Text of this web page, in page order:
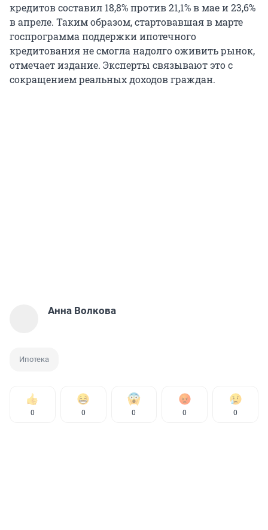
кредитов составил 18,8% против 21,1% в мае и 23,6%
в апреле. Таким образом, стартовавшая в марте
госпрограмма поддержки ипотечного
кредитования не смогла надолго оживить рынок,
отмечает издание. Эксперты связывают это с
сокращением реальных доходов граждан.
Анна Волкова
Ипотека
0 0 0 0 0